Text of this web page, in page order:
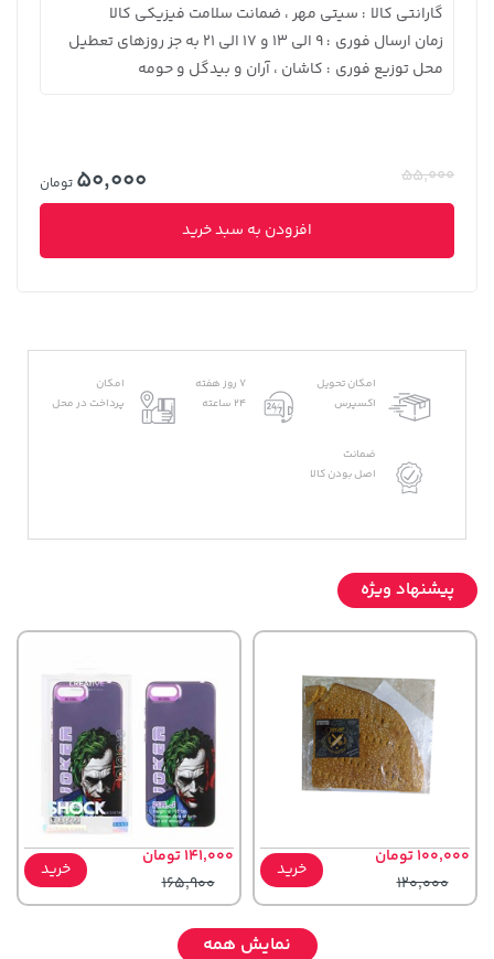
گارانتی کالا : سیتی مهر ، ضمانت سلامت فیزیکی کالا
زمان ارسال فوری : 9 الی 13 و 17 الی 21 به جز روزهای تعطیل
محل توزیع فوری : کاشان ، آران و بیدگل و حومه
55,000
50,000 تومان
افزودن به سبد خرید
امکان تحویل
اکسپرس
7 روز هفته
24 ساعته
امکان
پرداخت در محل
ضمانت
اصل بودن کالا
پیشنهاد ویژه
100,000 تومان
120,000
خرید
141,000 تومان
165,900
خرید
نمایش همه